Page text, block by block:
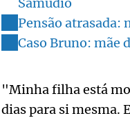
Samudio
Pensão atrasada:
Caso Bruno: mãe
"Minha filha está
dias para si mesma.